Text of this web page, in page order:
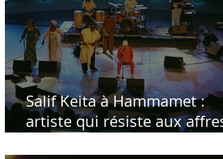
Salif Keita à Hammamet :
artiste qui résiste aux affres